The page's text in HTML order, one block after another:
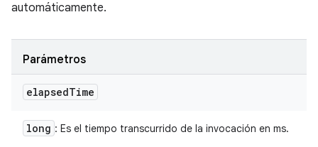
automáticamente.
Parámetros
elapsedTime
long : Es el tiempo transcurrido de la invocación en ms.